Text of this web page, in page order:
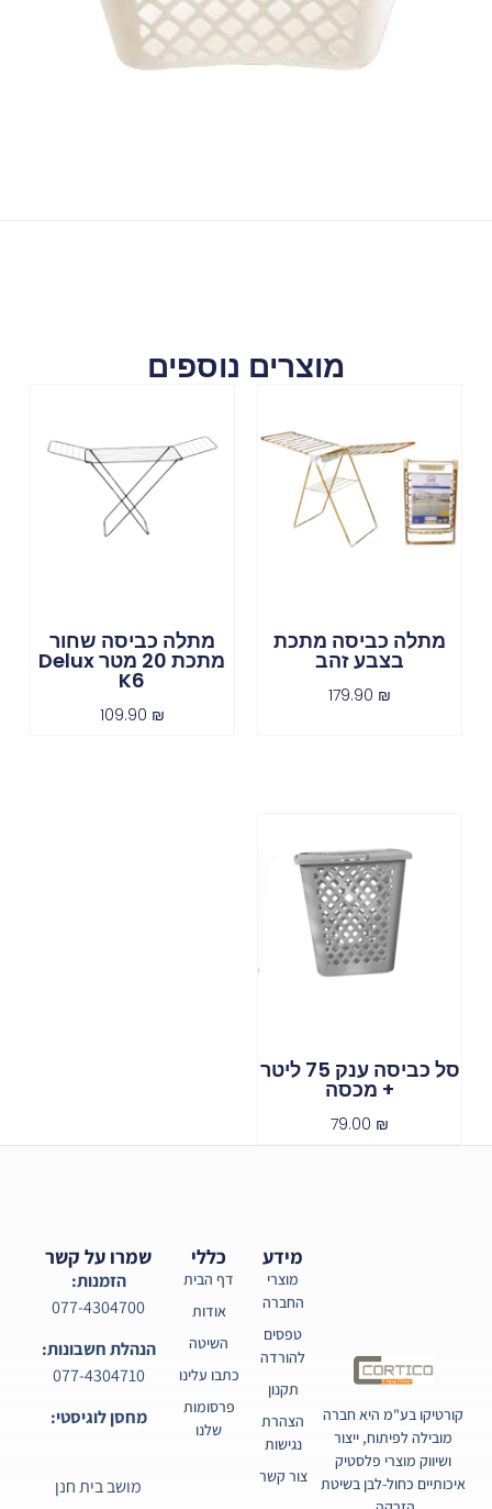
מוצרים נוספים
מתלה כביסה מתכת
בצבע זהב
179.90 ₪
מתלה כביסה שחור
מתכת 20 מטר Delux
K6
109.90 ₪
סל כביסה ענק 75 ליטר
+ מכסה
79.00 ₪
קורטיקו בע"מ היא חברה
מובילה לפיתוח, ייצור
ושיווק מוצרי פלסטיק
איכותיים כחול-לבן בשיטת
כללי
דף הבית
אודות
השיטה
כתבו עלינו
פרסומות
שלנו
מידע
מוצרי
החברה
טפסים
להורדה
תקנון
הצהרת
נגישות
צור קשר
שמרו על קשר
הזמנות:
077-4304700
הנהלת חשבונות:
077-4304710
מחסן לוגיסטי:
מושב בית חנן